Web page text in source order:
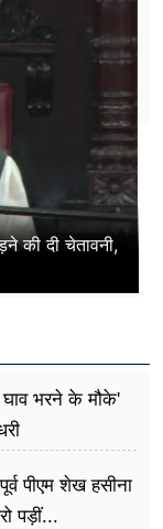
की दी चेतावनी,
भरने के मौके'
पीएम शेख हसीना
पड़ीं...